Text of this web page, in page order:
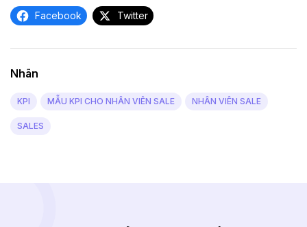
Facebook Twitter
Nhãn
KPI MẪU KPI CHO NHÂN VIÊN SALE NHÂN VIÊN SALE
SALES